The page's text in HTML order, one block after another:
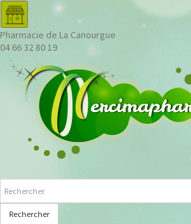
Pharmacie de La Canourgue
04 66 32 80 19
Rechercher